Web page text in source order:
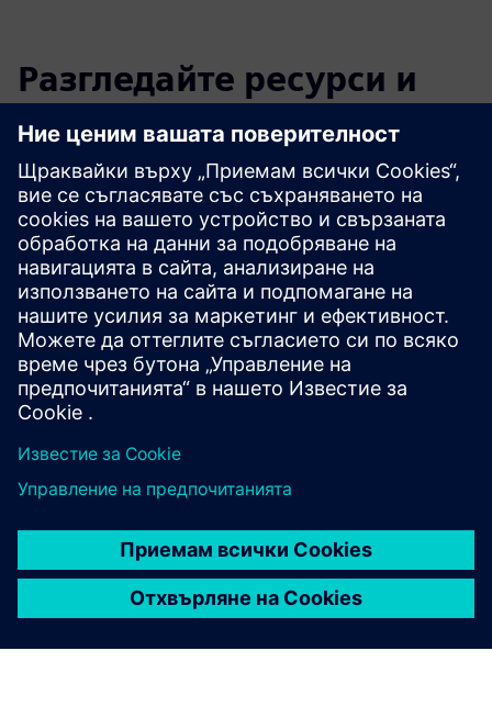
Разгледайте ресурси и
свързани продукти
Допълнителна информация и
ресурси
Бяла книга: Cyber Resilience Act
Предпоставки
нито един